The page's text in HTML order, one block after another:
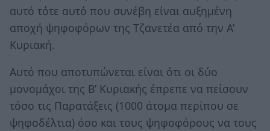
αυτό τότε αυτό που συνέβη είναι αυξημένη
αποχή ψηφοφόρων της Τζανετέα από την Α’
Κυριακή.
Αυτό που αποτυπώνεται είναι ότι οι δύο
μονομάχοι της Β’ Κυριακής έπρεπε να πείσουν
τόσο τις Παρατάξεις (1000 άτομα περίπου σε
ψηφοδέλτια) όσο και τους ψηφοφόρους να τους